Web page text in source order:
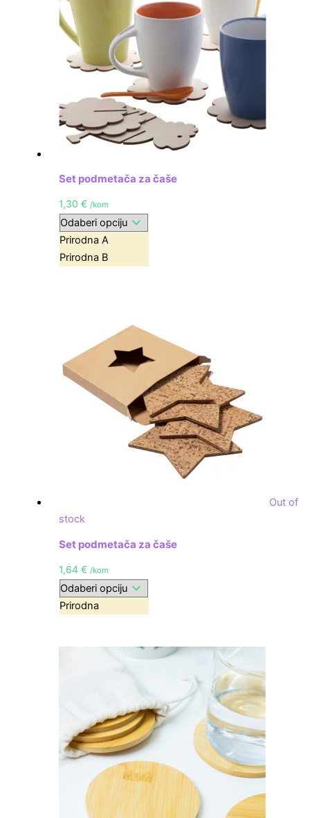
Set podmetača za čaše
1,30€ /kom
Prirodna A
Prirodna B
Out of
stock
Set podmetača za čaše
1,64€ /kom
Prirodna